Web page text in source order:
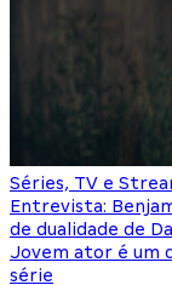
Séries, TV e
Entrevista:
de dualidade de
Jovem ator é um
série